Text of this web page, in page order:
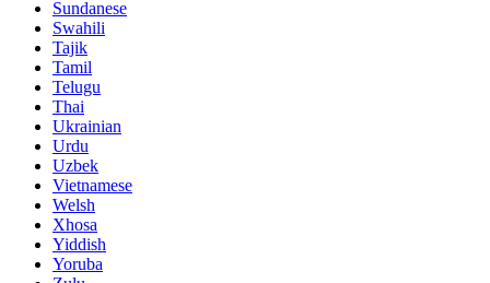
Sundanese
Swahili
Tajik
Tamil
Telugu
Thai
Ukrainian
Urdu
Uzbek
Vietnamese
Welsh
Xhosa
Yiddish
Yoruba